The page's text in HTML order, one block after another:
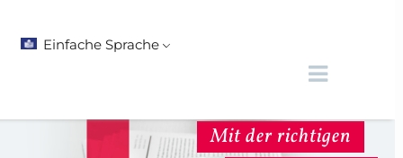
Einfache Sprache
Mit der richtigen